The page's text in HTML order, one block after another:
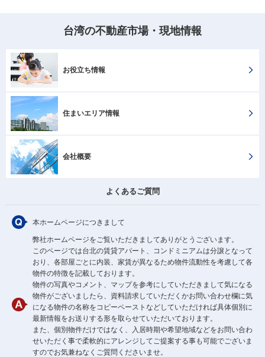
台湾の不動産市場・現地情報
住まいエリア情報
お役立ち情報
会社概要
よくあるご質問
本ホームページにつきまして
弊社ホームページをご覧いただきましてありがとうございます。
このページでは台北の賃貸アパート、コンドミニアムは分譲となって
おり、各部屋ごとに内装、家賃が異なるため物件流動性を考慮して各
物件の特徴を記載しております。
物件の写真やコメント、マップを参考にしていただきまして気になる
物件がございましたら、資料請求していただくかお問い合わせ欄に気
になる物件の名称をコピーペーストなどしていただければ具体個別に
最新情報をお送りする形を取らせていただいております。
また、個別物件だけではなく、入居時期や希望地域などをお問い合わ
せいただく事で柔軟的にアレンジしてご提案する事も可能でございま
すのでお気兼ねなくご質問くださいませ。